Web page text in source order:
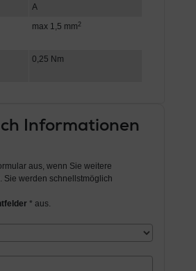
A
max 1,5 mm 2
0,25 Nm
Informationen
aus, wenn Sie weitere
Sie werden schnellstmöglich
* aus.